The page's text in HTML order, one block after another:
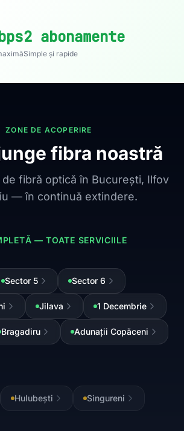
2 abonamente
Simple și rapide
ZONE DE ACOPERIRE
fibra noastră
fibră optică în București, Ilfov
— în continuă extindere.
— TOATE SERVICIILE
Sector 5 Sector 6
Jilava 1 Decembrie
Bragadiru Adunații Copăceni
Hulubești Singureni